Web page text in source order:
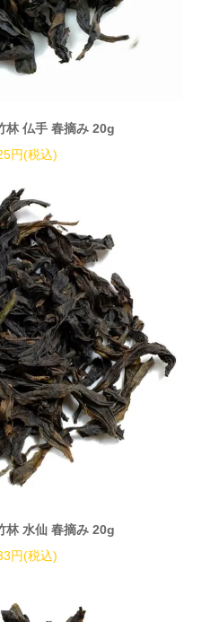
林 仏手 春摘み 20g
円(税込)
林 水仙 春摘み 20g
円(税込)